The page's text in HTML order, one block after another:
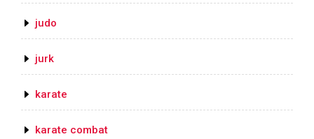
judo
jurk
karate
karate combat